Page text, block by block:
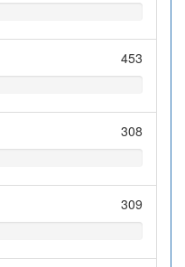
453
308
309